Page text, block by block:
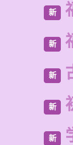
新
新
新
新
新